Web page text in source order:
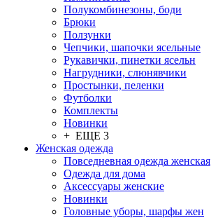
Полукомбинезоны, боди
Брюки
Ползунки
Чепчики, шапочки ясельные
Рукавички, пинетки ясельн
Нагрудники, слюнявчики
Простынки, пеленки
Футболки
Комплекты
Новинки
+ ЕЩЕ 3
Женская одежда
Повседневная одежда женская
Одежда для дома
Аксессуары женские
Новинки
Головные уборы, шарфы жен